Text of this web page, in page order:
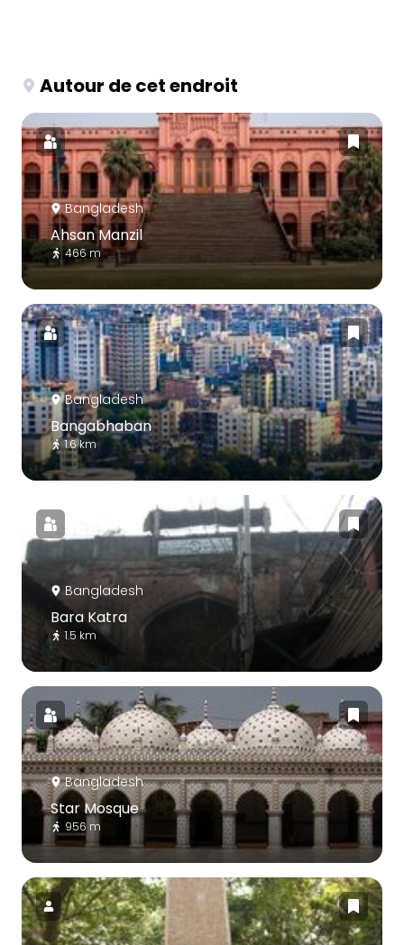
Autour de cet endroit
Bangladesh
Ahsan Manzil
466 m
Bangladesh
Bangabhaban
1.6 km
Bangladesh
Bara Katra
1.5 km
Bangladesh
Star Mosque
956 m